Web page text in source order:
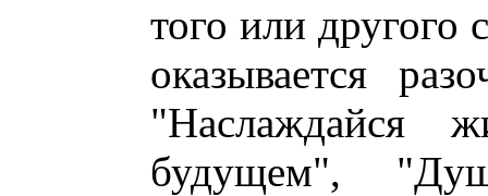
того или другого
оказывается
будущем",